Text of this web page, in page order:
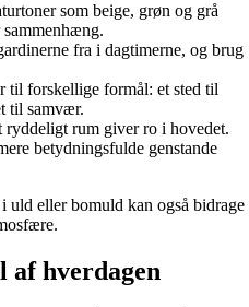
som beige, grøn og grå
fra i dagtimerne, og brug
til forskellige formål: et sted til
til samvær.
ryddeligt rum giver ro i hovedet.
betydningsfulde genstande
uld eller bomuld kan også bidrage
af hverdagen